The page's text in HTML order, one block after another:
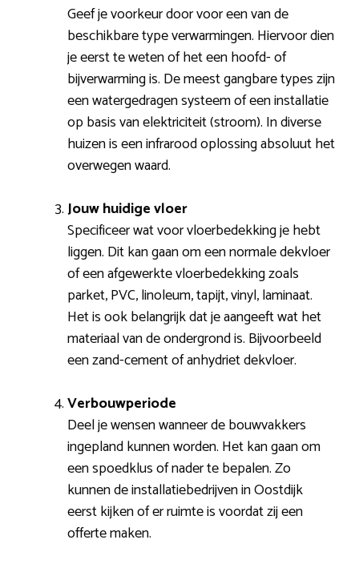
Geef je voorkeur door voor een van de
beschikbare type verwarmingen. Hiervoor dien
je eerst te weten of het een hoofd- of
bijverwarming is. De meest gangbare types zijn
een watergedragen systeem of een installatie
op basis van elektriciteit (stroom). In diverse
huizen is een infrarood oplossing absoluut het
overwegen waard.
Jouw huidige vloer
Specificeer wat voor vloerbedekking je hebt
liggen. Dit kan gaan om een normale dekvloer
of een afgewerkte vloerbedekking zoals
parket, PVC, linoleum, tapijt, vinyl, laminaat.
Het is ook belangrijk dat je aangeeft wat het
materiaal van de ondergrond is. Bijvoorbeeld
een zand-cement of anhydriet dekvloer.
Verbouwperiode
Deel je wensen wanneer de bouwvakkers
ingepland kunnen worden. Het kan gaan om
een spoedklus of nader te bepalen. Zo
kunnen de installatiebedrijven in Oostdijk
eerst kijken of er ruimte is voordat zij een
offerte maken.